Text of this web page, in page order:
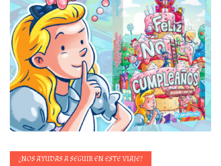
¿NOS AYUDAS A SEGUIR EN ESTE VIAJE?